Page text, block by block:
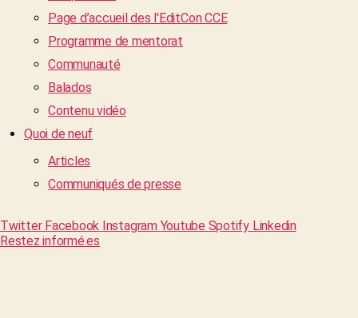
Page d’accueil des l'EditCon CCE
Programme de mentorat
Communauté
Balados
Contenu vidéo
Quoi de neuf
Articles
Communiqués de presse
Twitter Facebook Instagram Youtube Spotify Linkedin
Restez informé.es